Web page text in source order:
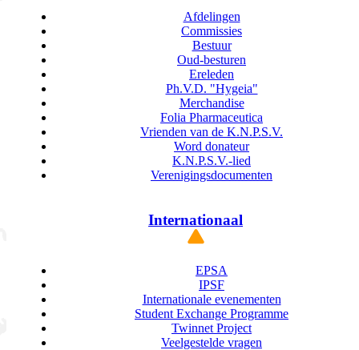
Afdelingen
Commissies
Bestuur
Oud-besturen
Ereleden
Ph.V.D. "Hygeia"
Merchandise
Folia Pharmaceutica
Vrienden van de K.N.P.S.V.
Word donateur
K.N.P.S.V.-lied
Verenigingsdocumenten
Internationaal
EPSA
IPSF
Internationale evenementen
Student Exchange Programme
Twinnet Project
Veelgestelde vragen